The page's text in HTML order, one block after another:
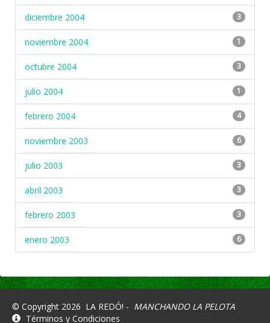
diciembre 2004 3
noviembre 2004 1
octubre 2004 3
julio 2004 1
febrero 2004 4
noviembre 2003 6
julio 2003 3
abril 2003 3
febrero 2003 3
enero 2003 6
© Copyright 2026 LA REDÓ! - MANCHANDO LA PELOTA
Términos y Condiciones